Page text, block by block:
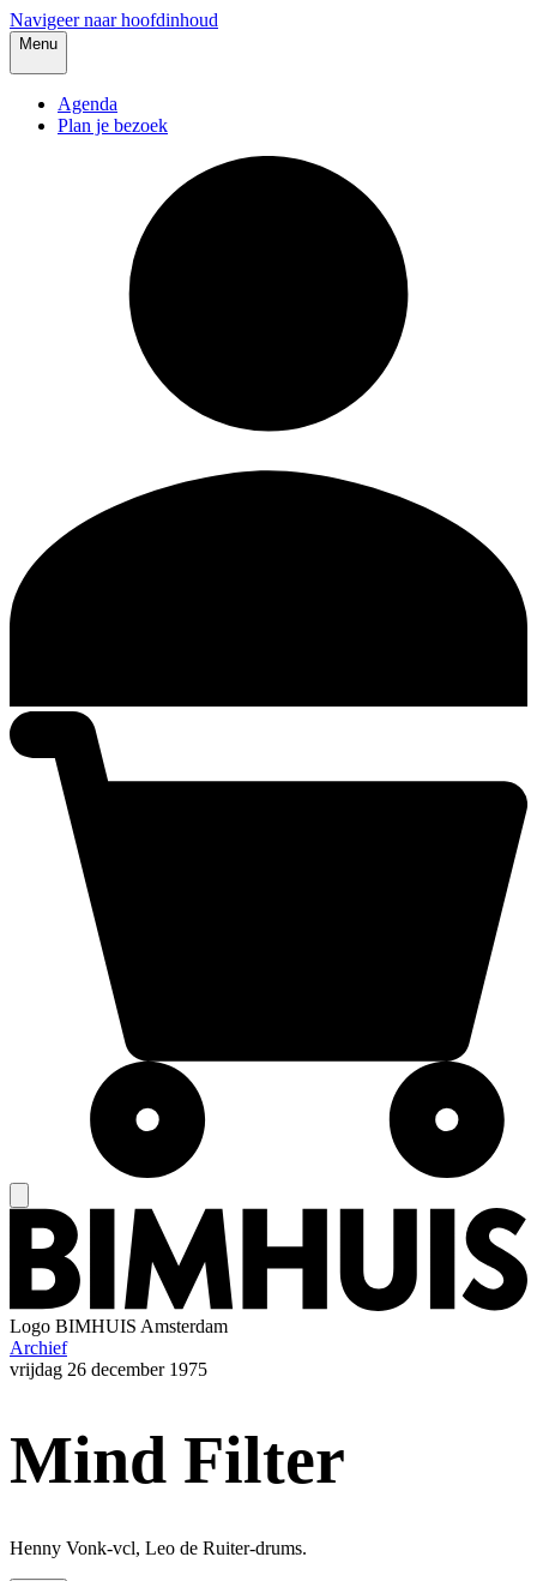
Navigeer naar hoofdinhoud
Menu
Agenda
Plan je bezoek
Logo BIMHUIS Amsterdam
Archief
vrijdag 26 december 1975
Mind Filter
Henny Vonk-vcl, Leo de Ruiter-drums.